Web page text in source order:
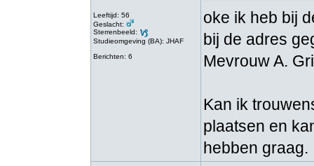
Leeftijd: 56
Geslacht:
Sterrenbeeld:
Studieomgeving (BA): JHAF
Berichten: 6
oke ik heb bij
bij de adres
Mevrouw A.
Kan ik
plaatsen en
hebben graag.